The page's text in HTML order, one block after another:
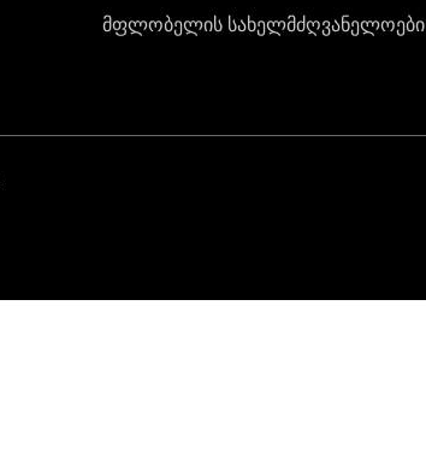
მფლობელის სახელმძღვანელოები